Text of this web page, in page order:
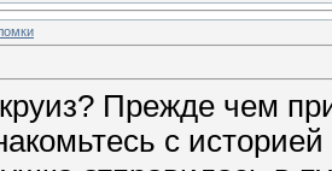
Прежде чем
с